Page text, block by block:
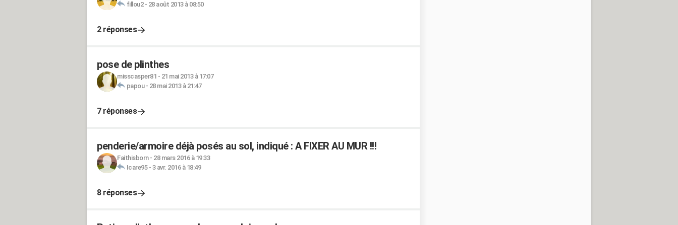
fillou2- 28 août 2013 à 08:50
2 réponses
pose de plinthes
misscasper81 - 21 mai 2013 à 17:07
papou- 28 mai 2013 à 21:47
7 réponses
penderie/armoire déjà posés au sol, indiqué : A FIXER AU MUR !!!
Faithisborn- 28 mars 2016 à 19:33
Icare95- 3 avr. 2016 à 18:49
8 réponses